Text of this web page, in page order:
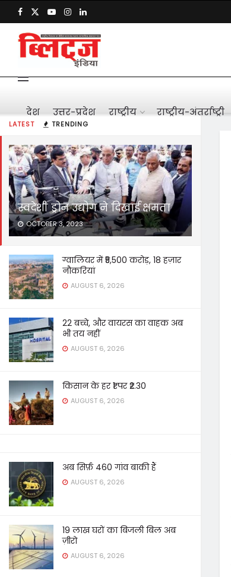
LATEST TRENDING
स्वदेशी ड्रोन उद्योग ने दिखाई क्षमता
OCTOBER 3, 2023
ग्वालियर में ₹5,500 करोड़, 18 हज़ार
नौकरियां
AUGUST 6, 2026
22 बच्चे, और वायरस का वाहक अब
भी तय नहीं
AUGUST 6, 2026
किसान के हर ₹1 पर ₹2.30
AUGUST 6, 2026
अब सिर्फ़ 460 गांव बाकी हैं
AUGUST 6, 2026
19 लाख घरों का बिजली बिल अब
ज़ीरो
AUGUST 6, 2026
देश उत्तर-प्रदेश राष्ट्रीय राष्ट्रीय-अंतर्राष्ट्री